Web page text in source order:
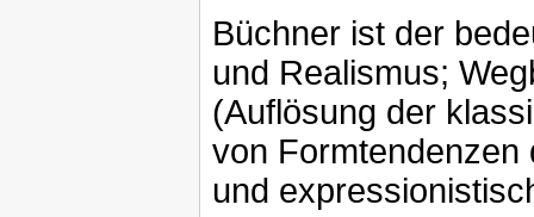
Büchner ist der
und Realismus;
(Auflösung der
von Formtendenzen
und